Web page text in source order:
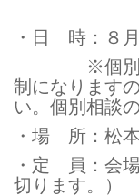
・日 時：８
※個別相談
制になります
い。個別相談
・場 所：松
・定 員：会
切ります。）